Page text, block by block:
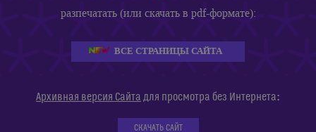
разпечатать (или скачать в pdf-формате):
ВСЕ СТРАНИЦЫ САЙТА
Архивная версия Сайта для просмотра без Интернета:
СКАЧАТЬ САЙТ